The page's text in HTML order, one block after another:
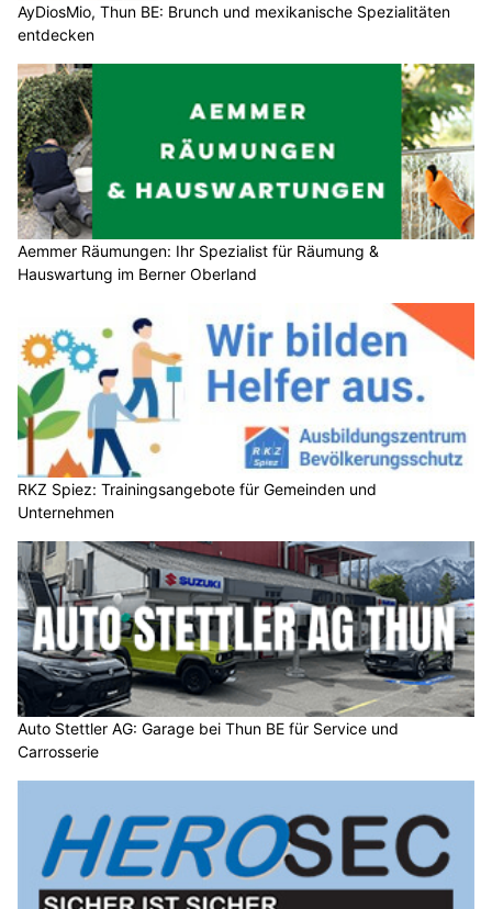
AyDiosMio, Thun BE: Brunch und mexikanische Spezialitäten
entdecken
Aemmer Räumungen: Ihr Spezialist für Räumung &
Hauswartung im Berner Oberland
RKZ Spiez: Trainingsangebote für Gemeinden und
Unternehmen
Auto Stettler AG: Garage bei Thun BE für Service und
Carrosserie